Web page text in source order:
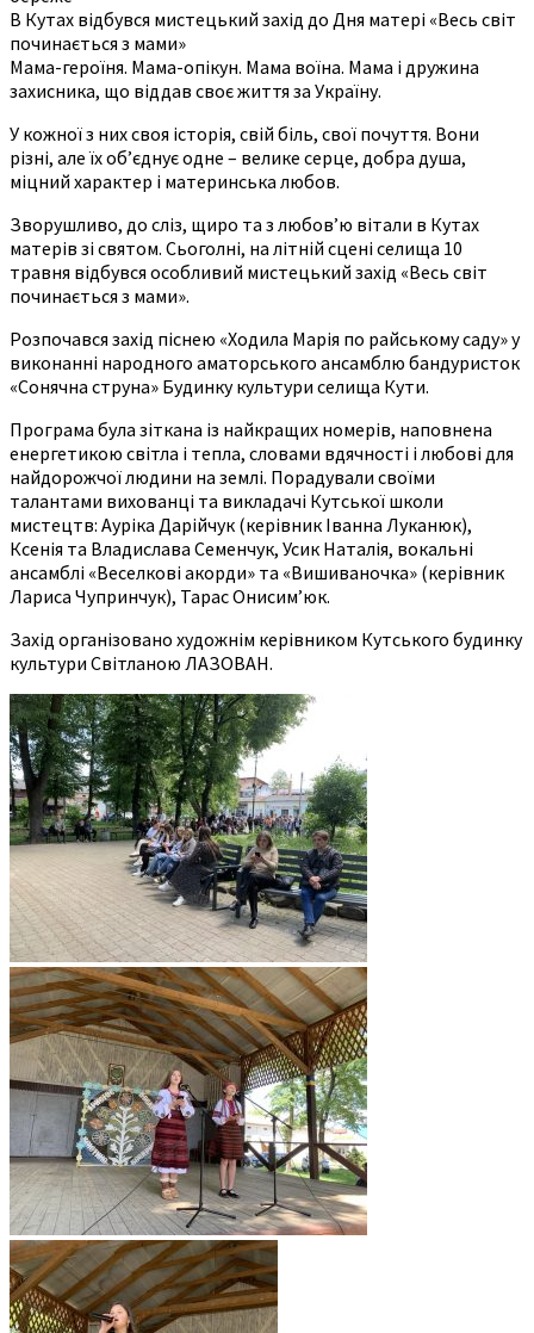
В Кутах відбувся мистецький захід до Дня матері «Весь світ
починається з мами»
Мама-героїня. Мама-опікун. Мама воїна. Мама і дружина
захисника, що віддав своє життя за Україну.
У кожної з них своя історія, свій біль, свої почуття. Вони
різні, але їх об’єднує одне – велике серце, добра душа,
міцний характер і материнська любов.
Зворушливо, до сліз, щиро та з любов’ю вітали в Кутах
матерів зі святом. Сьоголні, на літній сцені селища 10
травня відбувся особливий мистецький захід «Весь світ
починається з мами».
Розпочався захід піснею «Ходила Марія по райському саду» у
виконанні народного аматорського ансамблю бандуристок
«Сонячна струна» Будинку культури селища Кути.
Програма була зіткана із найкращих номерів, наповнена
енергетикою світла і тепла, словами вдячності і любові для
найдорожчої людини на землі. Порадували своїми
талантами вихованці та викладачі Кутської школи
мистецтв: Ауріка Дарійчук (керівник Іванна Луканюк),
Ксенія та Владислава Семенчук, Усик Наталія, вокальні
ансамблі «Веселкові акорди» та «Вишиваночка» (керівник
Лариса Чупринчук), Тарас Онисим’юк.
Захід організовано художнім керівником Кутського будинку
культури Світланою ЛАЗОВАН.